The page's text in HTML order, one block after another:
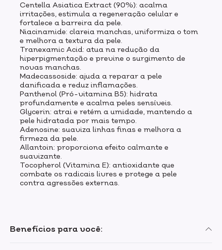
Benefícios para você:
Centella Asiatica Extract (90%): acalma
irritações, estimula a regeneração celular e
fortalece a barreira da pele.
Niacinamide: clareia manchas, uniformiza o tom
e melhora a textura da pele.
Tranexamic Acid: atua na redução da
hiperpigmentação e previne o surgimento de
novas manchas.
Madecassoside: ajuda a reparar a pele
danificada e reduz inflamações.
Panthenol (Pró-vitamina B5): hidrata
profundamente e acalma peles sensíveis.
Glycerin: atrai e retém a umidade, mantendo a
pele hidratada por mais tempo.
Adenosine: suaviza linhas finas e melhora a
firmeza da pele.
Allantoin: proporciona efeito calmante e
suavizante.
Tocopherol (Vitamina E): antioxidante que
combate os radicais livres e protege a pele
contra agressões externas.